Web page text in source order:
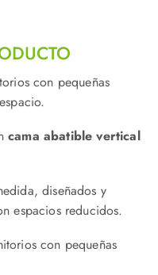
con pequeñas
cama abatible vertical
diseñados y
espacios reducidos.
con pequeñas